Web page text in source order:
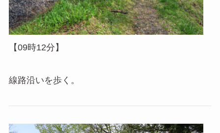
【09時12分】
線路沿いを歩く。